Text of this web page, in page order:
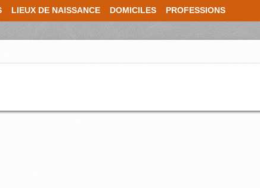
LIEUX DE NAISSANCE DOMICILES PROFESSIONS